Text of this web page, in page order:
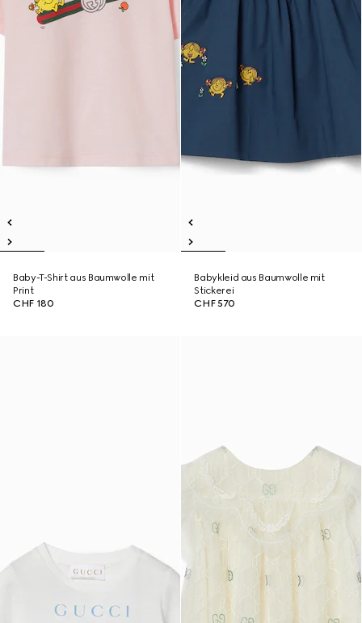
Baby-T-Shirt aus Baumwolle mit
Print
CHF 180
Babykleid aus Baumwolle mit
Stickerei
CHF 570